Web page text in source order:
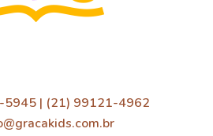
5945 | (21) 99121-4962